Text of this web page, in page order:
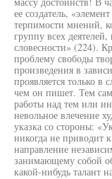
ее создатель,
терпимости мнений,
группу всех
словесности» (224).
проблему свободы
произведения в
проявляется только в
чем он пишет. Тем
работы над тем или
невольное влечение
указка со стороны:
никогда не приводит
направление
занимающему собой
какой-нибудь талант